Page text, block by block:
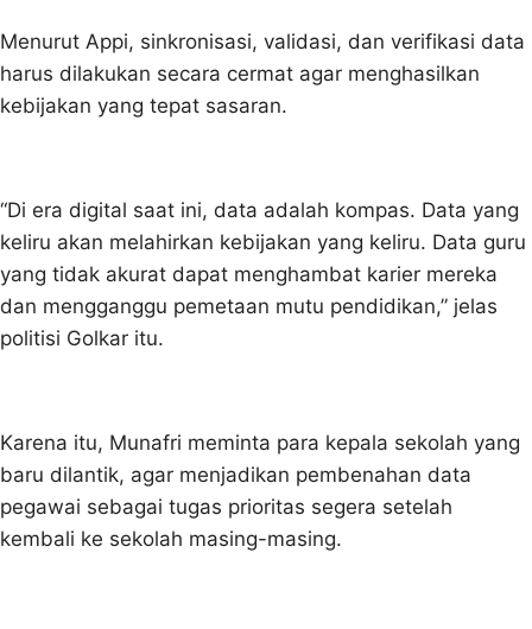
Menurut Appi, sinkronisasi, validasi, dan verifikasi data
harus dilakukan secara cermat agar menghasilkan
kebijakan yang tepat sasaran.
“Di era digital saat ini, data adalah kompas. Data yang
keliru akan melahirkan kebijakan yang keliru. Data guru
yang tidak akurat dapat menghambat karier mereka
dan mengganggu pemetaan mutu pendidikan,” jelas
politisi Golkar itu.
Karena itu, Munafri meminta para kepala sekolah yang
baru dilantik, agar menjadikan pembenahan data
pegawai sebagai tugas prioritas segera setelah
kembali ke sekolah masing-masing.